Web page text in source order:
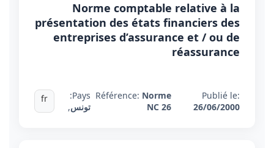
Norme comptable relative à la
présentation des états financiers des
entreprises d’assurance et / ou de
réassurance
Publié le:
26/06/2000
Référence: Norme
NC 26
Pays:
تونس,
fr